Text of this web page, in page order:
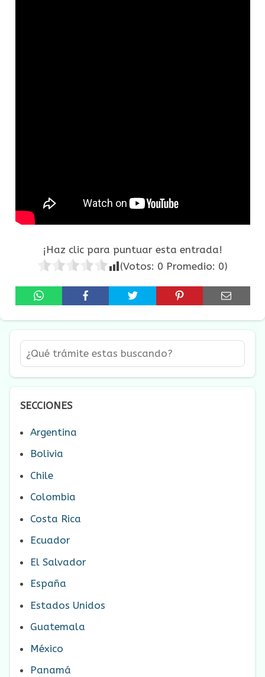
¡Haz clic para puntuar esta entrada!
(Votos: 0 Promedio: 0)
SECCIONES
Argentina
Bolivia
Chile
Colombia
Costa Rica
Ecuador
El Salvador
España
Estados Unidos
Guatemala
México
Panamá